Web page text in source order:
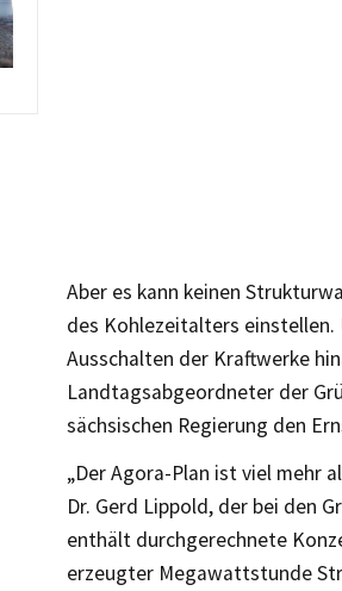
Aber es kann keinen
des Kohlezeitalters einstellen.
Ausschalten der Kraftwerke
Landtagsabgeordneter der
sächsischen Regierung den
„Der Agora-Plan ist viel mehr
Dr. Gerd Lippold, der bei den
enthält durchgerechnete
erzeugter Megawattstunde